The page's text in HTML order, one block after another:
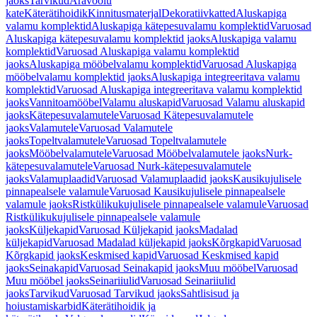
kateKäterätihoidikKinnitusmaterjalDekoratiivkattedAluskapiga
valamu komplektidAluskapiga kätepesuvalamu komplektidVaruosad
Aluskapiga kätepesuvalamu komplektid jaoksAluskapiga valamu
komplektidVaruosad Aluskapiga valamu komplektid
jaoksAluskapiga mööbelvalamu komplektidVaruosad Aluskapiga
mööbelvalamu komplektid jaoksAluskapiga integreeritava valamu
komplektidVaruosad Aluskapiga integreeritava valamu komplektid
jaoksVannitoamööbelValamu aluskapidVaruosad Valamu aluskapid
jaoksKätepesuvalamuteleVaruosad Kätepesuvalamutele
jaoksValamuteleVaruosad Valamutele
jaoksTopeltvalamuteleVaruosad Topeltvalamutele
jaoksMööbelvalamuteleVaruosad Mööbelvalamutele jaoksNurk-
kätepesuvalamuteleVaruosad Nurk-kätepesuvalamutele
jaoksValamuplaadidVaruosad Valamuplaadid jaoksKausikujulisele
pinnapealsele valamuleVaruosad Kausikujulisele pinnapealsele
valamule jaoksRistkülikukujulisele pinnapealsele valamuleVaruosad
Ristkülikukujulisele pinnapealsele valamule
jaoksKüljekapidVaruosad Küljekapid jaoksMadalad
küljekapidVaruosad Madalad küljekapid jaoksKõrgkapidVaruosad
Kõrgkapid jaoksKeskmised kapidVaruosad Keskmised kapid
jaoksSeinakapidVaruosad Seinakapid jaoksMuu mööbelVaruosad
Muu mööbel jaoksSeinariiulidVaruosad Seinariiulid
jaoksTarvikudVaruosad Tarvikud jaoksSahtlisisud ja
hoiustamiskarbidKäterätihoidik ja